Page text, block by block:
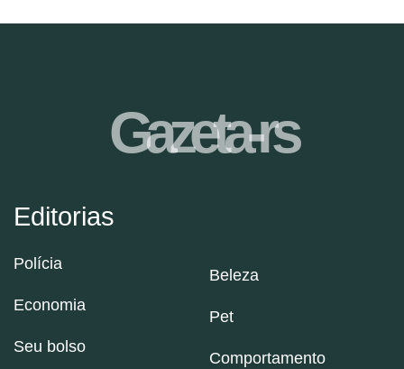
Editorias
Polícia
Economia
Seu bolso
Beleza
Pet
Comportamento
Gazeta-rs